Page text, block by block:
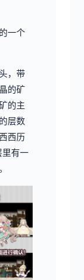
一个
，带
的矿
的主
层数
西历
有一